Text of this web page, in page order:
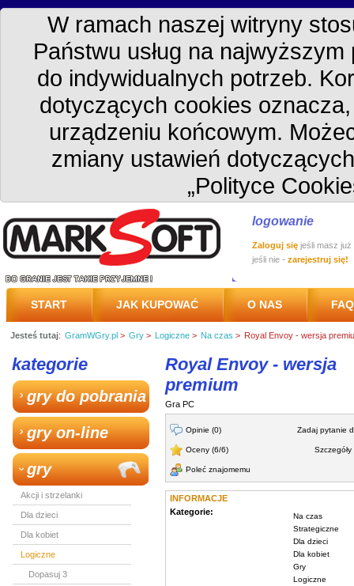
W ramach naszej witryny
Państwu usług na
do indywidualnych potrzeb.
dotyczących cookies
urządzeniu końcowym.
zmiany ustawień
„Polityce
logowanie
Zaloguj się jeśli masz już
jeśli nie - zarejestruj się!
START JAK KUPOWAĆ O NAS FAQ
PRZESYŁKA
Jesteś tutaj: GramWGry.pl > Gry > Logiczne > Na czas > Royal Envoy - wersja
kategorie
gry do pobrania
gry on-line
gry
Akcji i strzelanki
Dla dzieci
Dla kobiet
Logiczne
Dopasuj 3
Royal Envoy - wersja
premium
Gra PC
Opinie (0)
Oceny (6/6)
Poleć znajomemu
Zadaj pytanie
INFORMACJE
Kategorie:
Na czas
Strategiczne
Dla dzieci
Dla kobiet
Gry
Logiczne